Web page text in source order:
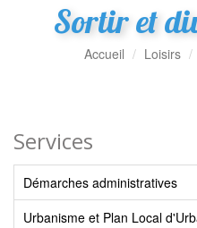
Sortir et
Accueil Loisirs
Services
Démarches administratives
Urbanisme et Plan Local